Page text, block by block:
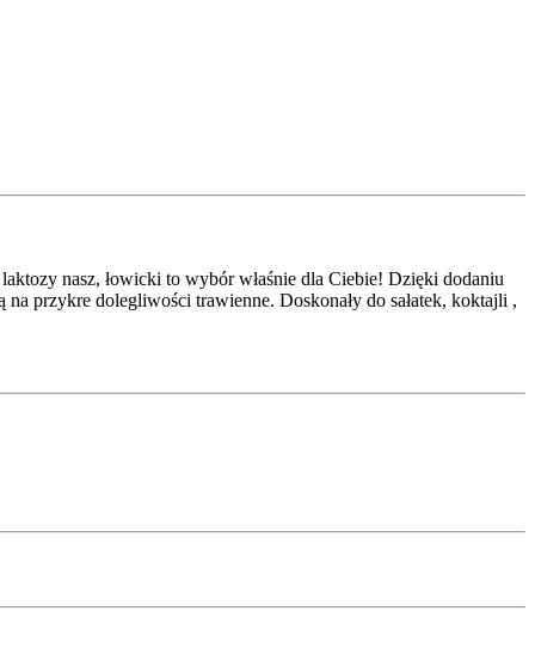
nasz, łowicki to wybór właśnie dla Ciebie! Dzięki dodaniu
przykre dolegliwości trawienne. Doskonały do sałatek, koktajli ,